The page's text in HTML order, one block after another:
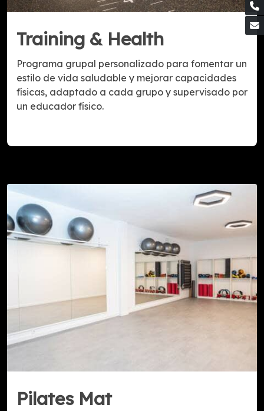
Training & Health
Programa grupal personalizado para fomentar un
estilo de vida saludable y mejorar capacidades
físicas, adaptado a cada grupo y supervisado por
un educador físico.
Pilates Mat